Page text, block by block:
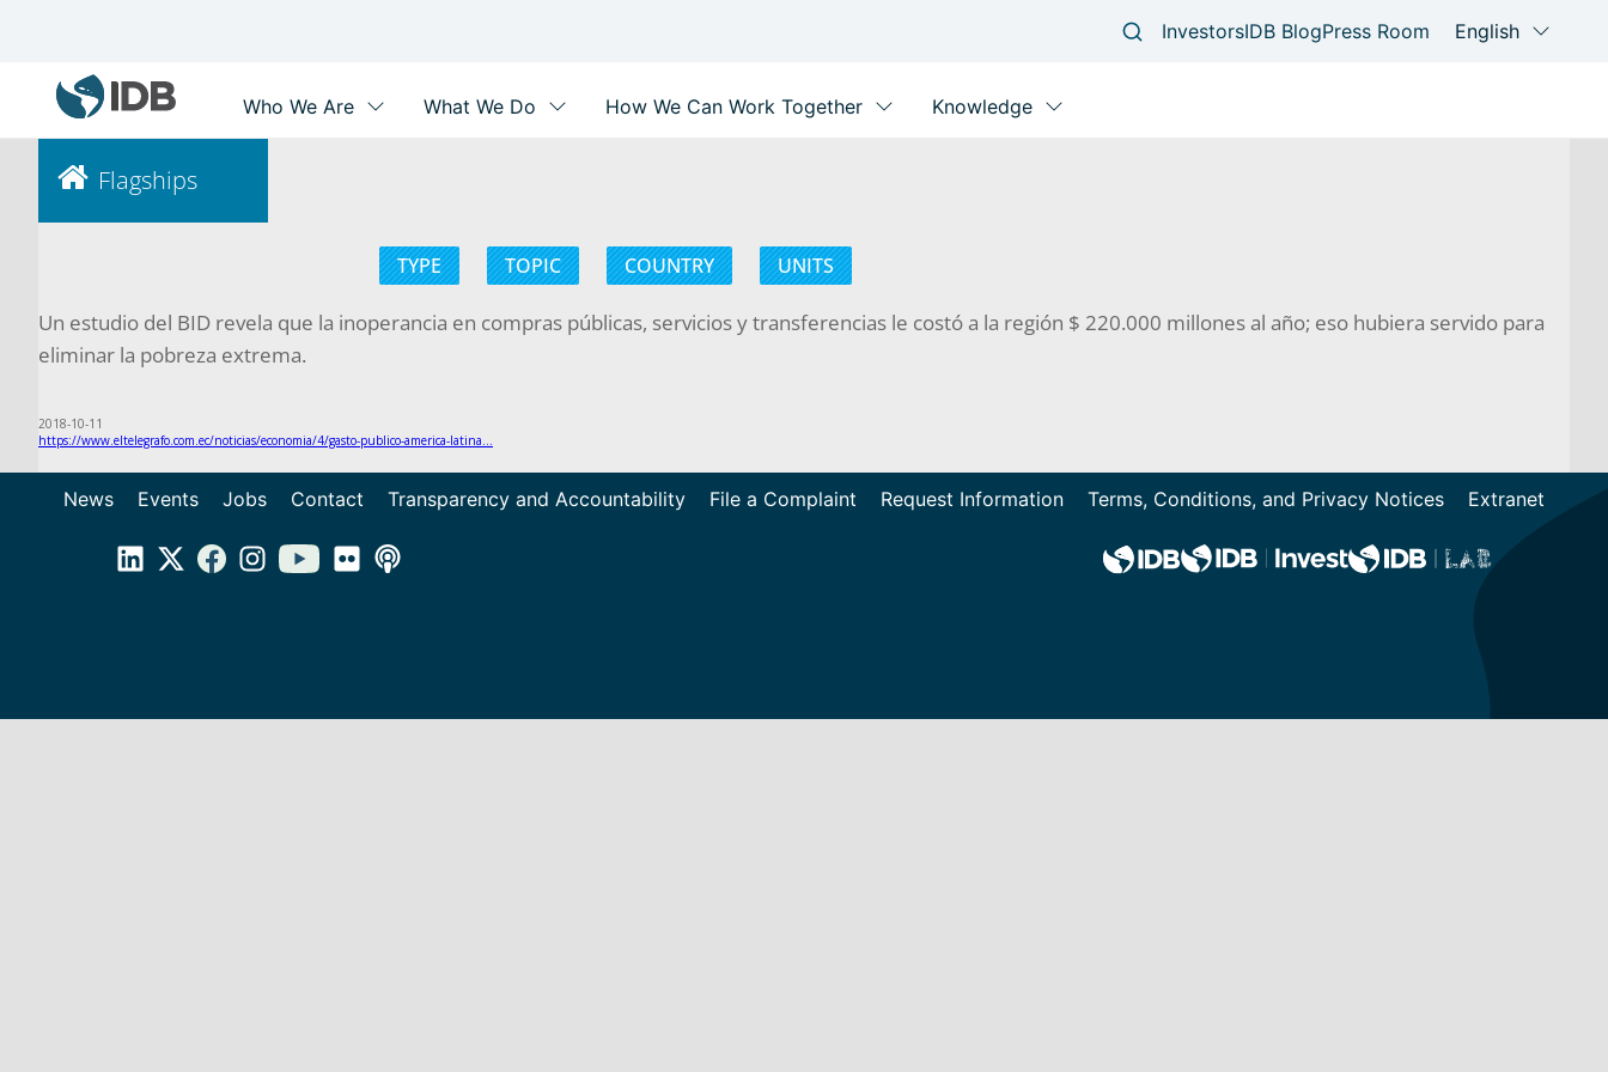
Main
navigation
Flagships
TYPE TOPIC COUNTRY UNITS
Un estudio del BID revela que la inoperancia en compras públicas, servicios y transferencias le costó a la región $ 220.000 millones al año; eso hubiera servido para
eliminar la pobreza extrema.
2018-10-11
https://www.eltelegrafo.com.ec/noticias/economia/4/gasto-publico-america-latina…